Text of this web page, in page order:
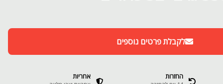
לקבלת פרטים נוספים
החזרות אחריות